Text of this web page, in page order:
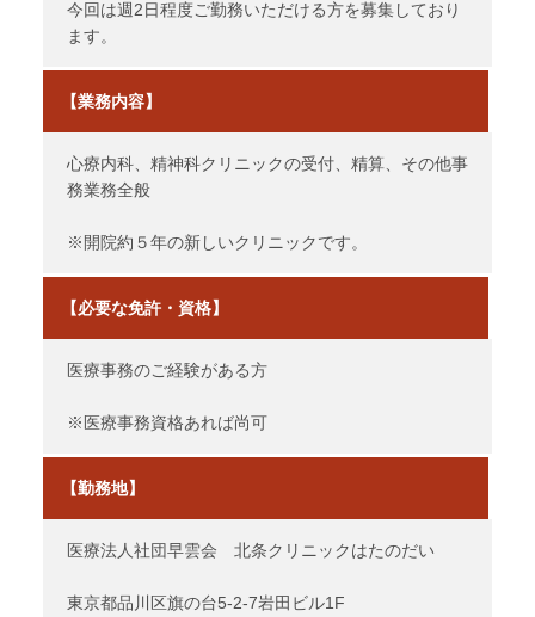
今回は週2日程度ご勤務いただける方を募集しており
ます。
【業務内容】
心療内科、精神科クリニックの受付、精算、その他事
務業務全般
※開院約５年の新しいクリニックです。
【必要な免許・資格】
医療事務のご経験がある方
※医療事務資格あれば尚可
【勤務地】
医療法人社団早雲会 北条クリニックはたのだい
東京都品川区旗の台5-2-7岩田ビル1F